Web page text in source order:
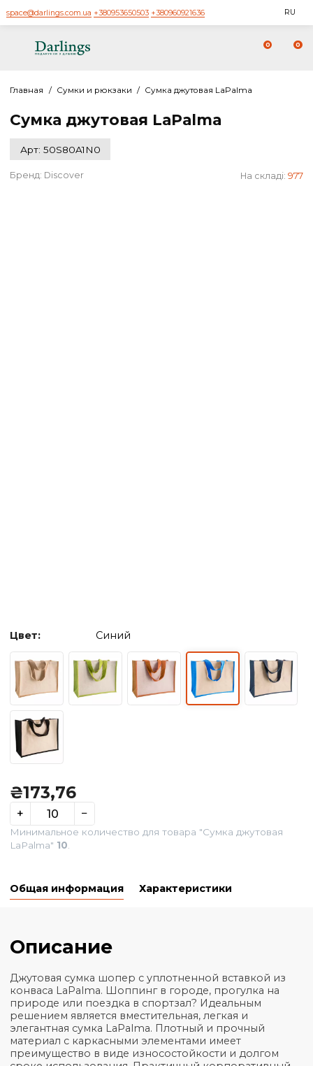
space@darlings.com.ua +380953650503 +380960921636
0
Сумка джутовая LaPalma
Цвет: Синий
₴ 173,76
+ −
LaPalma"
Общая информация Характеристики
Описание